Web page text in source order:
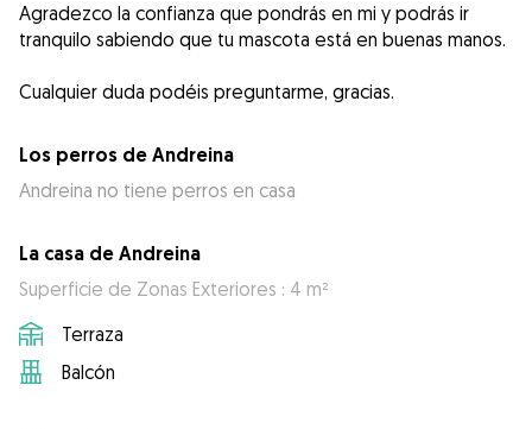
Agradezco la confianza que pondrás en mi y podrás ir
tranquilo sabiendo que tu mascota está en buenas manos.
Los perros de Andreina
Andreina no tiene perros en casa
La casa de Andreina
Superficie de Zonas Exteriores : 4 m²
Terraza
Balcón